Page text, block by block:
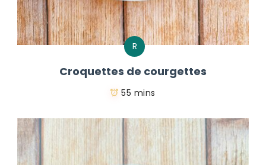
R
Croquettes de courgettes
55 mins